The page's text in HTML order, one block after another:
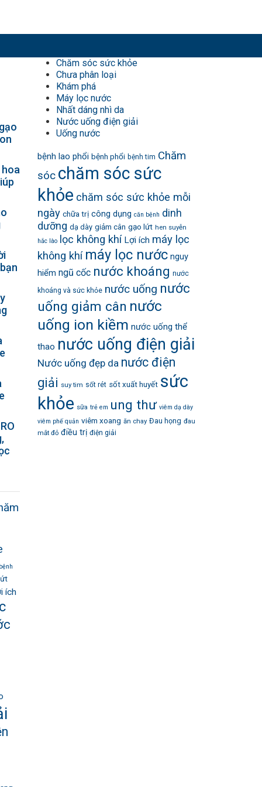
ích
Chăm sóc sức khỏe
Chưa phân loại
Khám phá
Máy lọc nước
Nhất dáng nhì da
Nước uống điện giải
Uống nước
bệnh lao phổi bệnh phổi bệnh tim Chăm
sóc chăm sóc sức
khỏe chăm sóc sức khỏe mỗi
ngày chữa trị công dụng căn bệnh dinh
dưỡng dạ dày giảm cân gạo lứt hen suyễn
hắc lào lọc không khí Lợi ích máy lọc
không khí máy lọc nước nguy
hiểm ngũ cốc nước khoáng nước
khoáng và sức khỏe nước uống nước
uống giảm cân nước
uống ion kiềm nước uống thể
thao nước uống điện giải
Nước uống đẹp da nước điện
giải suy tim sốt rét sốt xuất huyết sức
khỏe sữa trẻ em ung thư viêm dạ dày
viêm phế quản viêm xoang ăn chay Đau họng đau
mắt đỏ điều trị điện giải